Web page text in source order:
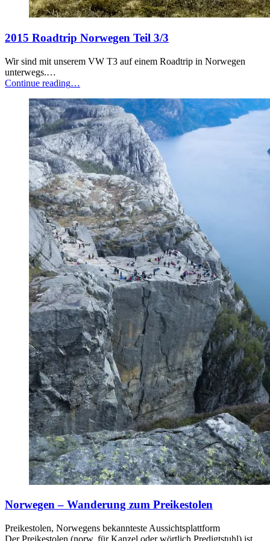
2015 Roadtrip Norwegen Teil 3/3
Wir sind mit unserem VW T3 auf einem Roadtrip in Norwegen
unterwegs.…
Continue reading“2015
Norwegen
Teil
3/3”
…
Norwegen – Wanderung zum Preikestolen
Preikestolen, Norwegens bekannteste Aussichtsplattform
Der Preikestolen (norw. für Kanzel oder wörtlich Predigtstuhl) ist